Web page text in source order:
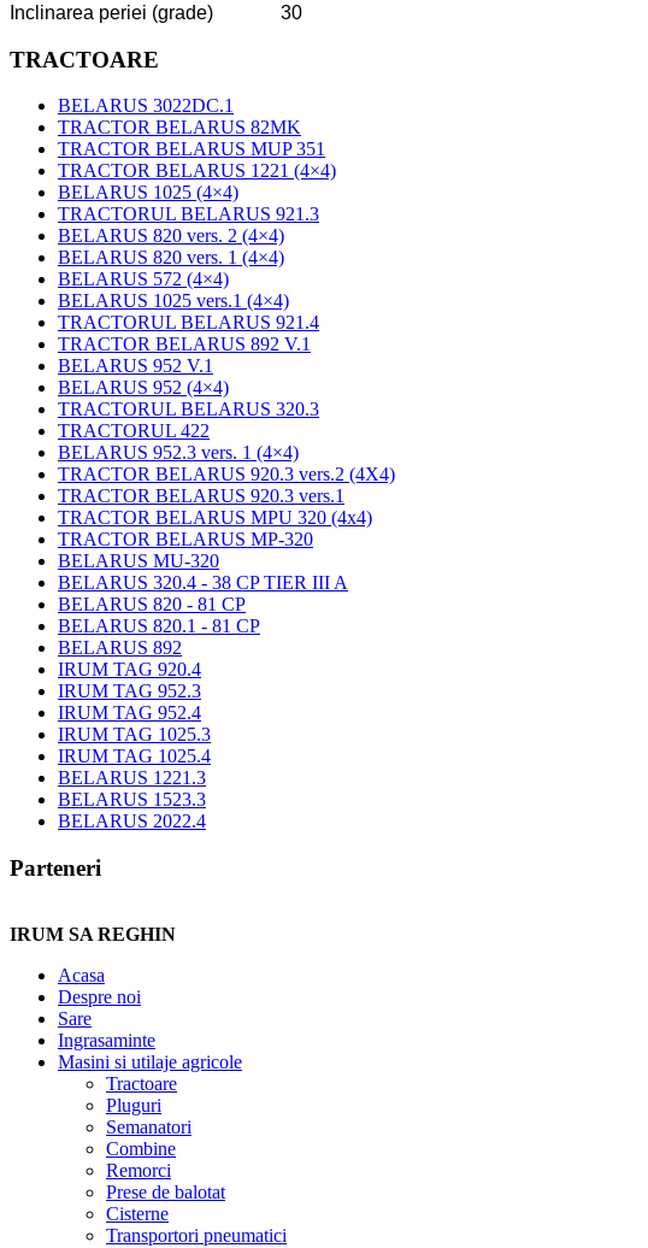
Inclinarea periei (grade) 30
TRACTOARE
BELARUS 3022DC.1
TRACTOR BELARUS 82MK
TRACTOR BELARUS MUP 351
TRACTOR BELARUS 1221 (4×4)
BELARUS 1025 (4×4)
TRACTORUL BELARUS 921.3
BELARUS 820 vers. 2 (4×4)
BELARUS 820 vers. 1 (4×4)
BELARUS 572 (4×4)
BELARUS 1025 vers.1 (4×4)
TRACTORUL BELARUS 921.4
TRACTOR BELARUS 892 V.1
BELARUS 952 V.1
BELARUS 952 (4×4)
TRACTORUL BELARUS 320.3
TRACTORUL 422
BELARUS 952.3 vers. 1 (4×4)
TRACTOR BELARUS 920.3 vers.2 (4X4)
TRACTOR BELARUS 920.3 vers.1
TRACTOR BELARUS MPU 320 (4x4)
TRACTOR BELARUS MP-320
BELARUS MU-320
BELARUS 320.4 - 38 CP TIER III A
BELARUS 820 - 81 CP
BELARUS 820.1 - 81 CP
BELARUS 892
IRUM TAG 920.4
IRUM TAG 952.3
IRUM TAG 952.4
IRUM TAG 1025.3
IRUM TAG 1025.4
BELARUS 1221.3
BELARUS 1523.3
BELARUS 2022.4
Parteneri
IRUM SA REGHIN
Acasa
Despre noi
Sare
Ingrasaminte
Masini si utilaje agricole
Tractoare
Pluguri
Semanatori
Combine
Remorci
Prese de balotat
Cisterne
Transportori pneumatici